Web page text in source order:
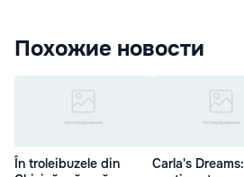
Похожие новости
În troleibuzele din
Carla's